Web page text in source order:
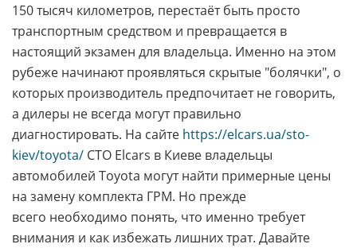
150 тысяч километров, перестаёт быть просто
транспортным средством и превращается в
настоящий экзамен для владельца. Именно на этом
рубеже начинают проявляться скрытые "болячки", о
которых производитель предпочитает не говорить,
а дилеры не всегда могут правильно
диагностировать. На сайте https://elcars.ua/sto-
kiev/toyota/ СТО Elcars в Киеве владельцы
автомобилей Toyota могут найти примерные цены
на замену комплекта ГРМ. Но прежде
всего необходимо понять, что именно требует
внимания и как избежать лишних трат. Давайте